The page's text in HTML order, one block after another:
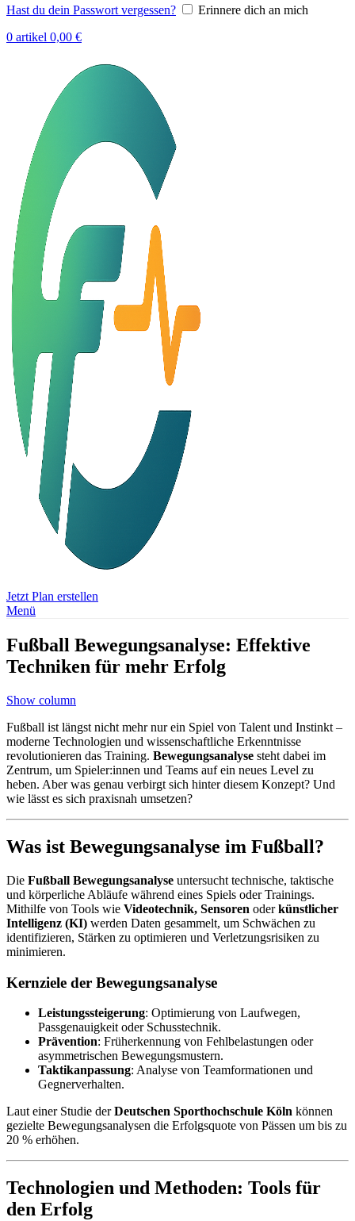
Hast du dein Passwort vergessen?
Erinnere dich an mich
0 artikel 0,00 €
Jetzt Plan erstellen
Menü
Fußball Bewegungsanalyse: Effektive
Techniken für mehr Erfolg
Show column
Fußball ist längst nicht mehr nur ein Spiel von Talent und Instinkt –
moderne Technologien und wissenschaftliche Erkenntnisse
revolutionieren das Training. Bewegungsanalyse steht dabei im
Zentrum, um Spieler:innen und Teams auf ein neues Level zu
heben. Aber was genau verbirgt sich hinter diesem Konzept? Und
wie lässt es sich praxisnah umsetzen?
Was ist Bewegungsanalyse im Fußball?
Die Fußball Bewegungsanalyse untersucht technische, taktische
und körperliche Abläufe während eines Spiels oder Trainings.
Mithilfe von Tools wie Videotechnik, Sensoren oderkünstlicher
Intelligenz (KI) werden Daten gesammelt, um Schwächen zu
identifizieren, Stärken zu optimieren und Verletzungsrisiken zu
minimieren.
Kernziele der Bewegungsanalyse
Leistungssteigerung: Optimierung von Laufwegen,
Passgenauigkeit oder Schusstechnik.
Prävention: Früherkennung von Fehlbelastungen oder
asymmetrischen Bewegungsmustern.
Taktikanpassung: Analyse von Teamformationen und
Gegnerverhalten.
Laut einer Studie derDeutschen Sporthochschule Köln können
gezielte Bewegungsanalysen die Erfolgsquote von Pässen um bis zu
20 % erhöhen.
Technologien und Methoden: Tools für
den Erfolg